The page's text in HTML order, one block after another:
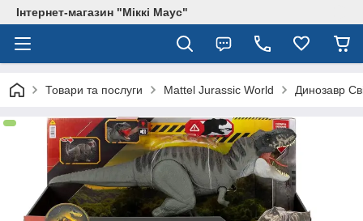
Інтернет-магазин "Міккі Маус"
Товари та послуги Mattel Jurassic World Динозавр